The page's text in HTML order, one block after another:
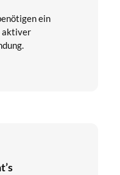
ein
aktiver